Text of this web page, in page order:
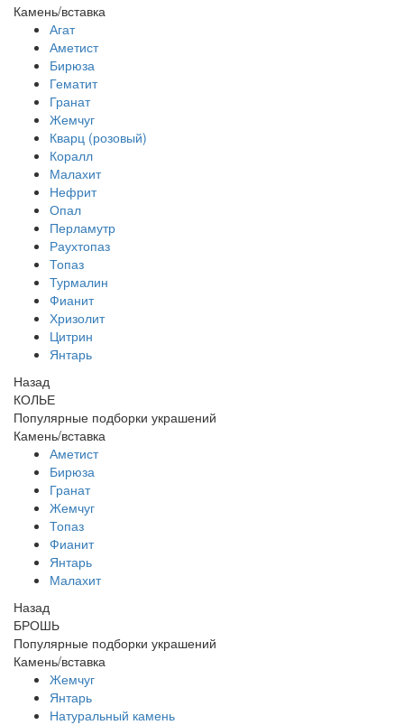
Камень/вставка
Агат
Аметист
Бирюза
Гематит
Гранат
Жемчуг
Кварц (розовый)
Коралл
Малахит
Нефрит
Опал
Перламутр
Раухтопаз
Топаз
Турмалин
Фианит
Хризолит
Цитрин
Янтарь
Назад
КОЛЬЕ
Популярные подборки украшений
Камень/вставка
Аметист
Бирюза
Гранат
Жемчуг
Топаз
Фианит
Янтарь
Малахит
Назад
БРОШЬ
Популярные подборки украшений
Камень/вставка
Жемчуг
Янтарь
Натуральный камень